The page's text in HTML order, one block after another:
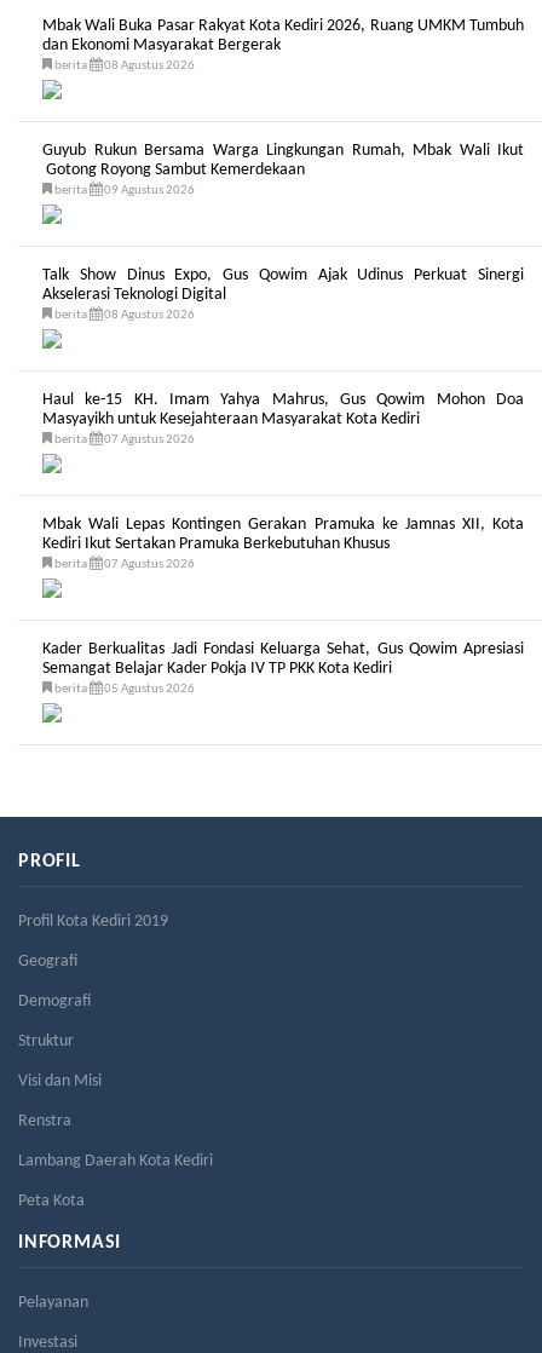
Mbak Wali Buka Pasar Rakyat Kota Kediri 2026, Ruang UMKM Tumbuh
dan Ekonomi Masyarakat Bergerak
berita 08 Agustus 2026
Guyub Rukun Bersama Warga Lingkungan Rumah, Mbak Wali Ikut
Gotong Royong Sambut Kemerdekaan
berita 09 Agustus 2026
Talk Show Dinus Expo, Gus Qowim Ajak Udinus Perkuat Sinergi
Akselerasi Teknologi Digital
berita 08 Agustus 2026
Haul ke-15 KH. Imam Yahya Mahrus, Gus Qowim Mohon Doa
Masyayikh untuk Kesejahteraan Masyarakat Kota Kediri
berita 07 Agustus 2026
Mbak Wali Lepas Kontingen Gerakan Pramuka ke Jamnas XII, Kota
Kediri Ikut Sertakan Pramuka Berkebutuhan Khusus
berita 07 Agustus 2026
Kader Berkualitas Jadi Fondasi Keluarga Sehat, Gus Qowim Apresiasi
Semangat Belajar Kader Pokja IV TP PKK Kota Kediri
berita 05 Agustus 2026
PROFIL
Profil Kota Kediri 2019
Geografi
Demografi
Struktur
Visi dan Misi
Renstra
Lambang Daerah Kota Kediri
Peta Kota
INFORMASI
Pelayanan
Investasi